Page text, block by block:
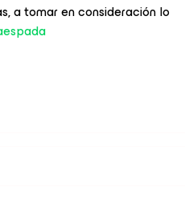
a tomar en consideración lo